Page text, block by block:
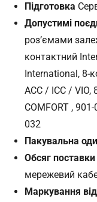
Підготовка
Допустимі
роз’ємами
контактний
International, 8-
ACC / ICC /
COMFORT ,
032
Пакувальна
Обсяг поставки
мережевий
Маркування